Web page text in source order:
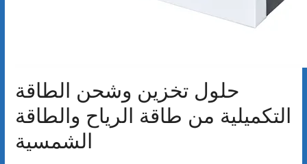
حلول تخزين وشحن الطاقة
التكميلية من طاقة الرياح والطاقة
الشمسية